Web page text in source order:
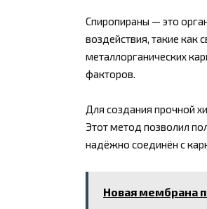
Спиропираны — это
воздействия, такие как
металлорганических
факторов.
Для создания прочной
Этот метод позволил
надёжно соединён с
Новая мембрана